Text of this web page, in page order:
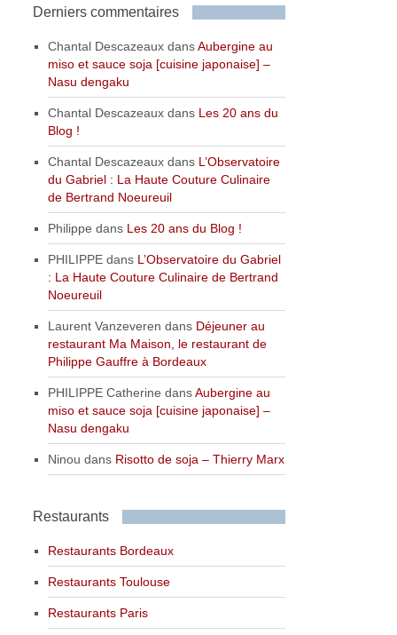
Derniers commentaires
Chantal Descazeaux dansAubergine au
miso et sauce soja [cuisine japonaise] –
Nasu dengaku
Chantal Descazeaux dans Les 20 ans du
Blog !
Chantal Descazeaux dans L’Observatoire
du Gabriel : La Haute Couture Culinaire
de Bertrand Noeureuil
Philippe dans Les 20 ans du Blog !
PHILIPPE dans L’Observatoire du Gabriel
: La Haute Couture Culinaire de Bertrand
Noeureuil
Laurent Vanzeveren dans Déjeuner au
restaurant Ma Maison, le restaurant de
Philippe Gauffre à Bordeaux
PHILIPPE Catherine dansAubergine au
miso et sauce soja [cuisine japonaise] –
Nasu dengaku
Ninou dans Risotto de soja – Thierry Marx
Restaurants
Restaurants Bordeaux
Restaurants Toulouse
Restaurants Paris